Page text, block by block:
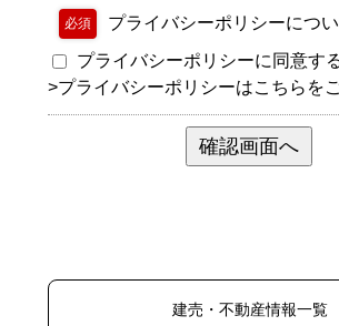
必須
プライバシーポリシーにつ
プライバシーポリシーに同意す
>プライバシーポリシーはこちらを
建売・不動産情報一覧